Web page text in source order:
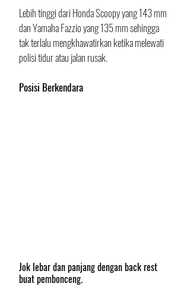
Lebih tinggi dari Honda Scoopy yang 143 mm
dan Yamaha Fazzio yang 135 mm sehingga
tak terlalu mengkhawatirkan ketika melewati
polisi tidur atau jalan rusak.
Posisi Berkendara
Jok lebar dan panjang dengan back rest
buat pembonceng.